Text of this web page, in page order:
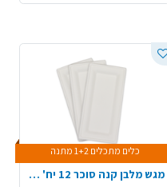
כלים מתכלים 1+2 מתנה
מגש מלבן קנה סוכר 12 יח' - לבן